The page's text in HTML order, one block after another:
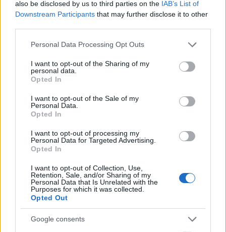
also be disclosed by us to third parties on the IAB’s List of
Downstream Participants that may further disclose it to other
Please note that this website/app uses one or more Google
not limited to your visit or usage behaviour. You may click to
grant or deny consent to Google and its third-party tags to
use your data for below specified purposes in below Google
consent section.
Personal Data Processing Opt Outs
I want to opt-out of the Sharing of my
personal data.
Opted In
I want to opt-out of the Sale of my
Personal Data.
Opted In
I want to opt-out of processing my
Personal Data for Targeted Advertising.
Opted In
I want to opt-out of Collection, Use,
Retention, Sale, and/or Sharing of my
Personal Data that Is Unrelated with the
Purposes for which it was collected.
Opted Out
Google consents
Mozirajongok koreben nem kell bemutatnunk Nick
Hornbyt. Lehet, sokan nem ismerik az irot, de esetleg